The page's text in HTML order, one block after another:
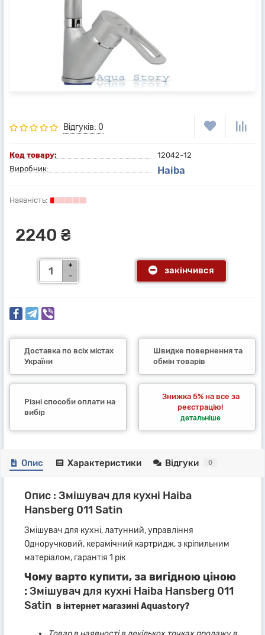
Відгуків: 0
Код товару:
12042-12
Виробник:
Haiba
2240 ₴
закінчився
Доставка по всіх містах
України
Швидке повернення та
обмін товарів
Різні способи оплати на
вибір
Знижка 5% на все за
реєстрацію!
детальніше
Опис Характеристики Відгуки 0
Опис : Змішувач для кухні Haiba
Hansberg 011 Satin
Змішувач для кухні, латунний, управління
Одноручковий, керамічний картридж, з кріпильним
матеріалом, гарантія 1 рік
Чому варто купити, за вигідною ціною
:Змішувач для кухні Haiba Hansberg 011
Satin в інтернет магазині Aquastory?